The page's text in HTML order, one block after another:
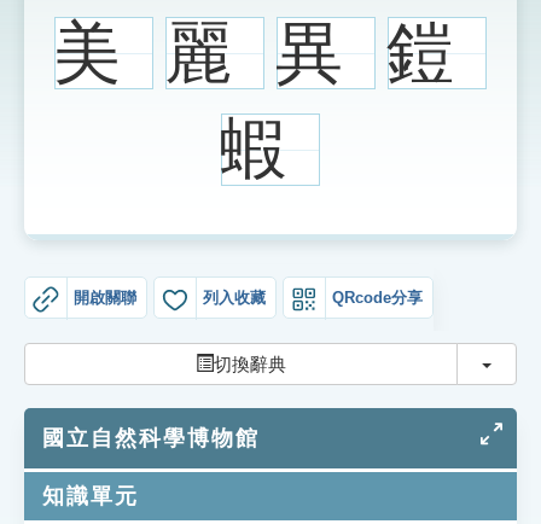
成語故事
索引選單
知識索引
生命大百科索引
遊戲專區
示
示
美 麗 異 鎧
蝦
開啟關聯 列入收藏 QRcode分享
切換辭典 切換
國立自然科學博物館
知識單元